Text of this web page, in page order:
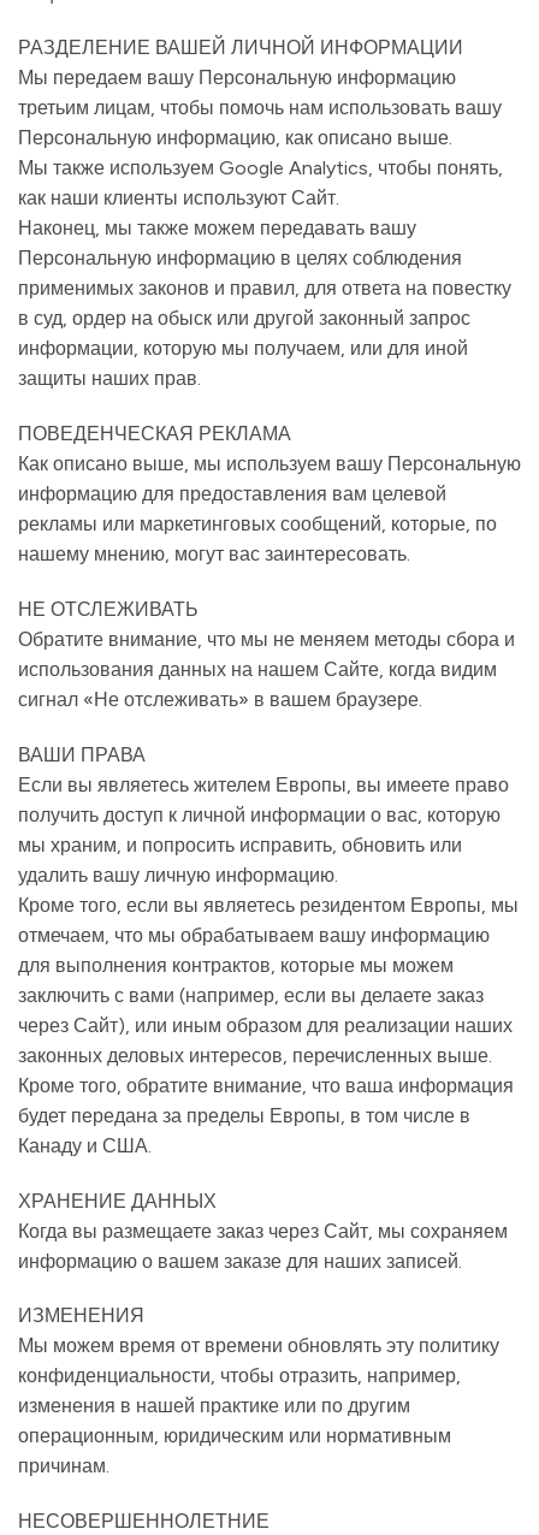
РАЗДЕЛЕНИЕ ВАШЕЙ ЛИЧНОЙ ИНФОРМАЦИИ
Мы передаем вашу Персональную информацию
третьим лицам, чтобы помочь нам использовать вашу
Персональную информацию, как описано выше.
Мы также используем Google Analytics, чтобы понять,
как наши клиенты используют Сайт.
Наконец, мы также можем передавать вашу
Персональную информацию в целях соблюдения
применимых законов и правил, для ответа на повестку
в суд, ордер на обыск или другой законный запрос
информации, которую мы получаем, или для иной
защиты наших прав.
ПОВЕДЕНЧЕСКАЯ РЕКЛАМА
Как описано выше, мы используем вашу Персональную
информацию для предоставления вам целевой
рекламы или маркетинговых сообщений, которые, по
нашему мнению, могут вас заинтересовать.
НЕ ОТСЛЕЖИВАТЬ
Обратите внимание, что мы не меняем методы сбора и
использования данных на нашем Сайте, когда видим
сигнал «Не отслеживать» в вашем браузере.
ВАШИ ПРАВА
Если вы являетесь жителем Европы, вы имеете право
получить доступ к личной информации о вас, которую
мы храним, и попросить исправить, обновить или
удалить вашу личную информацию.
Кроме того, если вы являетесь резидентом Европы, мы
отмечаем, что мы обрабатываем вашу информацию
для выполнения контрактов, которые мы можем
заключить с вами (например, если вы делаете заказ
через Сайт), или иным образом для реализации наших
законных деловых интересов, перечисленных выше.
Кроме того, обратите внимание, что ваша информация
будет передана за пределы Европы, в том числе в
Канаду и США.
ХРАНЕНИЕ ДАННЫХ
Когда вы размещаете заказ через Сайт, мы сохраняем
информацию о вашем заказе для наших записей.
ИЗМЕНЕНИЯ
Мы можем время от времени обновлять эту политику
конфиденциальности, чтобы отразить, например,
изменения в нашей практике или по другим
операционным, юридическим или нормативным
причинам.
НЕСОВЕРШЕННОЛЕТНИЕ